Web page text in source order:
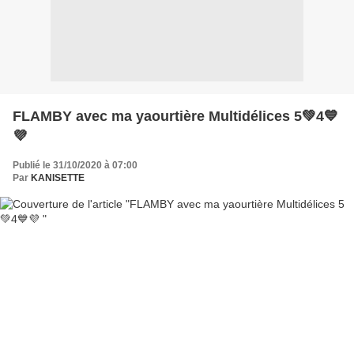
FLAMBY avec ma yaourtière Multidélices 5💚4💙
💜
Publié le 31/10/2020 à 07:00
Par KANISETTE